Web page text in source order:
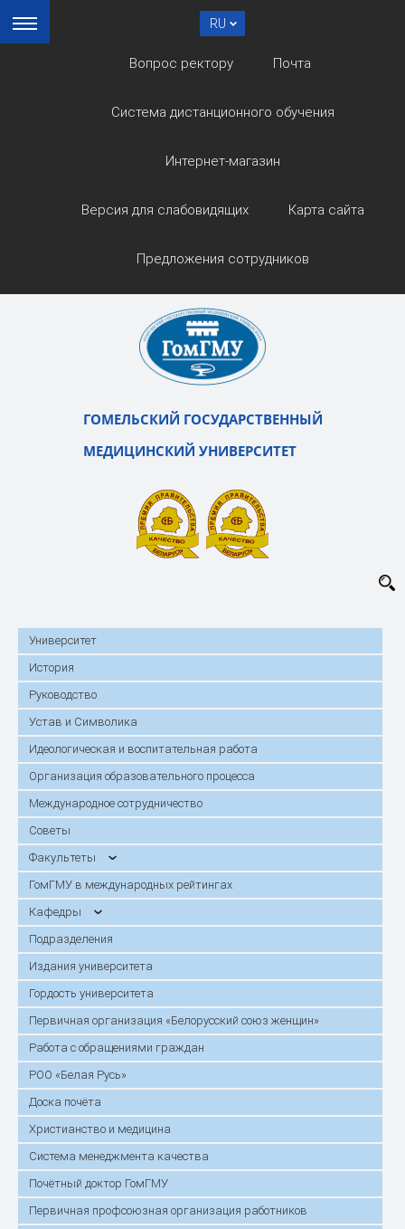
RU
Вопрос ректору Почта
Система дистанционного обучения
Интернет-магазин
Версия для слабовидящих Карта сайта
Предложения сотрудников
ГОМЕЛЬСКИЙ ГОСУДАРСТВЕННЫЙ
МЕДИЦИНСКИЙ УНИВЕРСИТЕТ
Университет
История
Руководство
Устав и Символика
Идеологическая и воспитательная работа
Организация образовательного процесса
Международное сотрудничество
Советы
Факультеты
ГомГМУ в международных рейтингах
Кафедры
Подразделения
Издания университета
Гордость университета
Первичная организация «Белорусский союз женщин»
Работа с обращениями граждан
РОО «Белая Русь»
Доска почёта
Христианство и медицина
Система менеджмента качества
Почётный доктор ГомГМУ
Первичная профсоюзная организация работников